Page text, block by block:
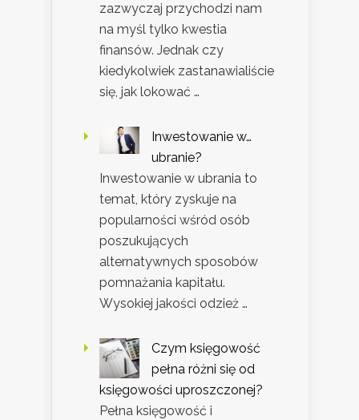
zazwyczaj przychodzi nam
na myśl tylko kwestia
finansów. Jednak czy
kiedykolwiek zastanawialiście
się, jak lokować …
Inwestowanie w…
ubranie?
Inwestowanie w ubrania to
temat, który zyskuje na
popularności wśród osób
poszukujących
alternatywnych sposobów
pomnażania kapitału.
Wysokiej jakości odzież …
Czym księgowość
pełna różni się od
księgowości uproszczonej?
Pełna księgowość i